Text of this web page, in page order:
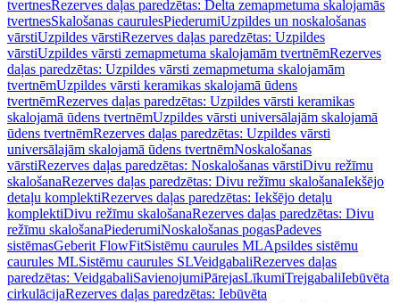
tvertnesRezerves daļas paredzētas: Delta zemapmetuma skalojamās
tvertnesSkalošanas caurulesPiederumiUzpildes un noskalošanas
vārstiUzpildes vārstiRezerves daļas paredzētas: Uzpildes
vārstiUzpildes vārsti zemapmetuma skalojamām tvertnēmRezerves
daļas paredzētas: Uzpildes vārsti zemapmetuma skalojamām
tvertnēmUzpildes vārsti keramikas skalojamā ūdens
tvertnēmRezerves daļas paredzētas: Uzpildes vārsti keramikas
skalojamā ūdens tvertnēmUzpildes vārsti universālajām skalojamā
ūdens tvertnēmRezerves daļas paredzētas: Uzpildes vārsti
universālajām skalojamā ūdens tvertnēmNoskalošanas
vārstiRezerves daļas paredzētas: Noskalošanas vārstiDivu režīmu
skalošanaRezerves daļas paredzētas: Divu režīmu skalošanaIekšējo
detaļu komplektiRezerves daļas paredzētas: Iekšējo detaļu
komplektiDivu režīmu skalošanaRezerves daļas paredzētas: Divu
režīmu skalošanaPiederumiNoskalošanas pogasPadeves
sistēmasGeberit FlowFitSistēmu caurules MLApsildes sistēmu
caurules MLSistēmu caurules SLVeidgabaliRezerves daļas
paredzētas: VeidgabaliSavienojumiPārejasLīkumiTrejgabaliIebūvēta
cirkulācijaRezerves daļas paredzētas: Iebūvēta